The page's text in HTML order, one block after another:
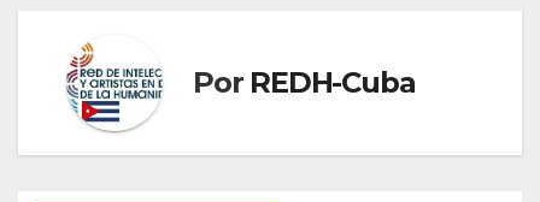
Por REDH-Cuba